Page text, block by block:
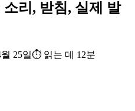
리, 받침, 실제 발
25일⏱ 읽는 데 12분